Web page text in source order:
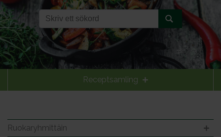
Receptsamling
Ruokaryhmittäin